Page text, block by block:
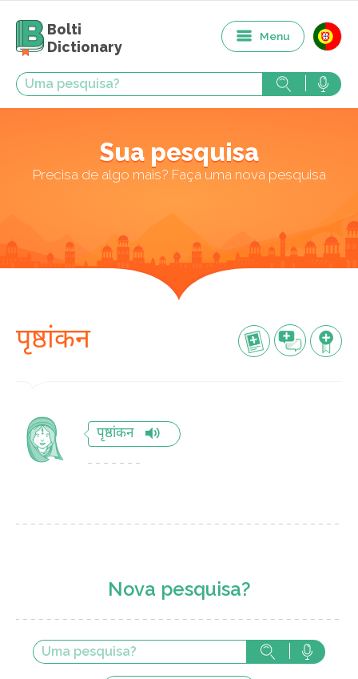
Bolti
Dictionary
Menu
Sua pesquisa
Precisa de algo mais? Faça uma nova pesquisa
पृष्ठांकन
पृष्ठांकन
Nova pesquisa?